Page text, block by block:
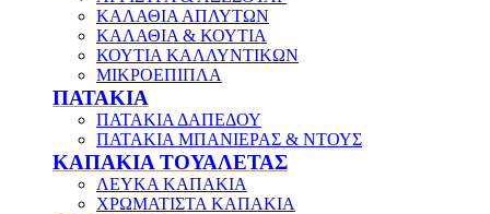
ΚΑΛΑΘΙΑ ΑΠΛΥΤΩΝ
ΚΑΛΑΘΙΑ & ΚΟΥΤΙΑ
ΚΟΥΤΙΑ ΚΑΛΛΥΝΤΙΚΩΝ
ΜΙΚΡΟΕΠΙΠΛΑ
ΠΑΤΑΚΙΑ
ΠΑΤΑΚΙΑ ΔΑΠΕΔΟΥ
ΠΑΤΑΚΙΑ ΜΠΑΝΙΕΡΑΣ & ΝΤΟΥΣ
ΚΑΠΑΚΙΑ ΤΟΥΑΛΕΤΑΣ
ΛΕΥΚΑ ΚΑΠΑΚΙΑ
ΧΡΩΜΑΤΙΣΤΑ ΚΑΠΑΚΙΑ